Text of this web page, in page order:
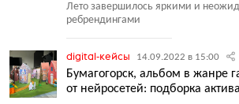
Лето завершилось яркими и
ребрендингами
digital-кейсы 14.09.2022 в 15:00
Бумагогорск, альбом в жанре
от нейросетей: подборка